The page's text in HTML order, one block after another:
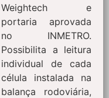
Weightech e
portaria aprovada
no INMETRO.
Possibilita a leitura
individual de cada
célula instalada na
balança rodoviária,